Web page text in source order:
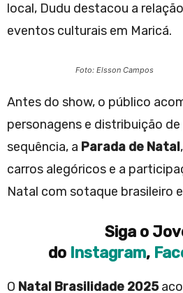
local, Dudu destacou a
eventos culturais em Maricá.
Foto: Elsson Campos
Antes do show, o público
personagens e distribuição
sequência, a Parada de Natal
carros alegóricos e a
Natal com sotaque brasileiro
Siga o
do Instagram,
O Natal Brasilidade 2025